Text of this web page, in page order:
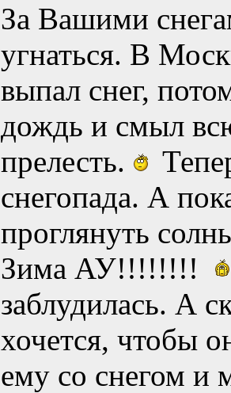
За Вашими
угнаться. В
выпал снег,
дождь и смыл
прелесть.
снегопада. А
проглянуть
Зима АУ!!!!!!!!
заблудилась. А
хочется, чтобы
ему со снегом и